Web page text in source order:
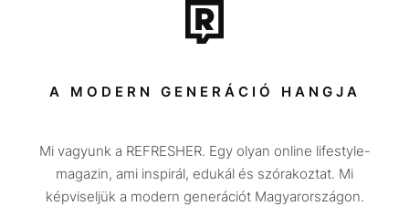
Tech-Tudomány
Sport
Társadalom
Utazás
Életmód
A MODERN GENERÁCIÓ HANGJA
Mi vagyunk a REFRESHER. Egy olyan online lifestyle-
magazin, ami inspirál, edukál és szórakoztat. Mi
képviseljük a modern generációt Magyarországon.